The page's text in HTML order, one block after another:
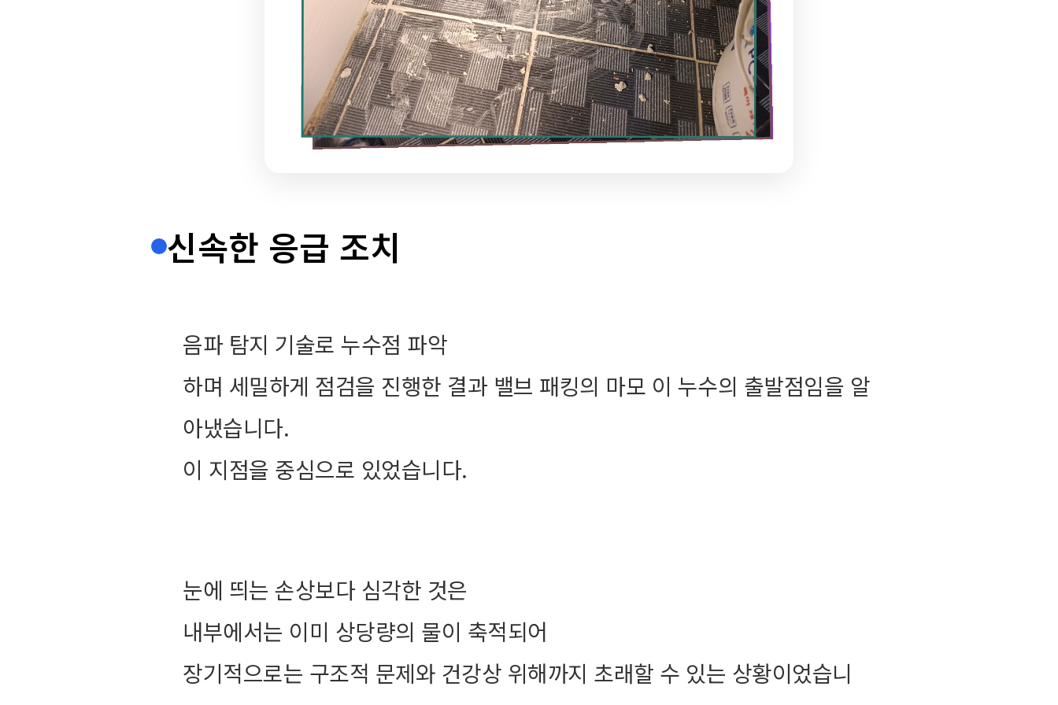
신속한 응급 조치
음파 탐지 기술로 누수점 파악
하며 세밀하게 점검을 진행한 결과 밸브 패킹의 마모 이 누수의 출발점임을 알
아냈습니다.
이 지점을 중심으로 있었습니다.
눈에 띄는 손상보다 심각한 것은
내부에서는 이미 상당량의 물이 축적되어
장기적으로는 구조적 문제와 건강상 위해까지 초래할 수 있는 상황이었습니